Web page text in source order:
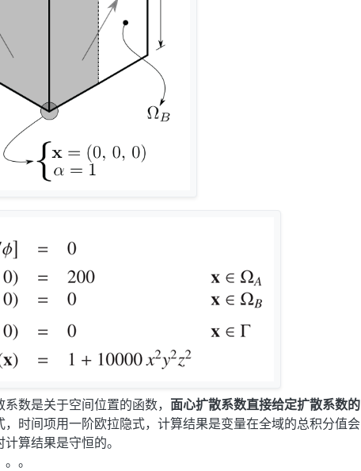
数是关于空间位置的函数， 面心扩散系数直接给定扩散系数的
，时间项用一阶欧拉隐式，计算结果是变量在全域的总积分值会
算结果是守恒的。
。